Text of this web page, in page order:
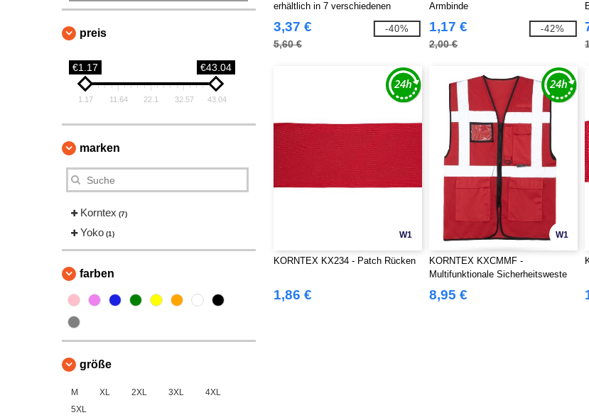
preis
€1.17 €43.04
1.17 11.64 22.1 32.57 43.04
marken
Korntex (7)
Yoko (1)
farben
größe
M XL 2XL 3XL
4XL
5XL
erhältlich in 7 verschiedenen
Farben. Anpassbarer Verschluss in
Velcr. Schwarze Ränder aus
Polyester.
3,37 €
5,60 €
-40%
Armbinde
1,17 €
2,00 €
-42%
W1
KORNTEX KX234 - Patch Rücken
1,86 €
W1
KORNTEX KXCMMF -
Multifunktionale Sicherheitsweste
8,95 €